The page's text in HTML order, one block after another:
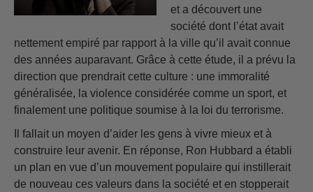
et a découvert une
société dont l’état avait
nettement empiré par rapport à la ville qu’il avait connue
des années auparavant. Grâce à cette étude, il a prévu la
direction que prendrait cette culture : une immoralité
généralisée, la violence considérée comme un sport, et
finalement une politique soumise à la loi du terrorisme.
Il fallait un moyen d’aider les gens à vivre mieux et à
construire leur avenir. En réponse, Ron Hubbard a établi
un plan en vue d’un mouvement populaire qui instillerait
de nouveau ces valeurs dans la société et en stopperait